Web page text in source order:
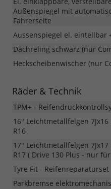
Außenspiegel mit
Fahrerseite
Aussenspiegel el. eintellbar
Dachreling schwarz (nur
Heckscheibenwischer (nur
Räder & Technik
TPM+ -
16" Leichtmetallfelgen
R16
17" Leichtmetallfelgen
R17 ( Drive 130 Plus - nur
Tyre Fit - Reifenreparaturset
Parkbremse